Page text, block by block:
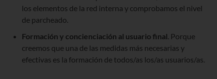
los elementos de la red interna y comprobamos el nivel
de parcheado.
Formación y concienciación al usuario final. Porque
creemos que una de las medidas más necesarias y
efectivas es la formación de todos/as los/as usuarios/as.